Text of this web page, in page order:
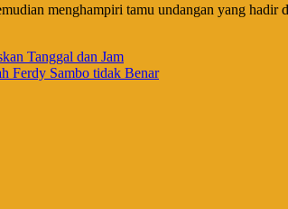
menghampiri tamu undangan yang hadir
Tanggal dan Jam
Ferdy Sambo tidak Benar